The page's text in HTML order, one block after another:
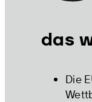
das
Die